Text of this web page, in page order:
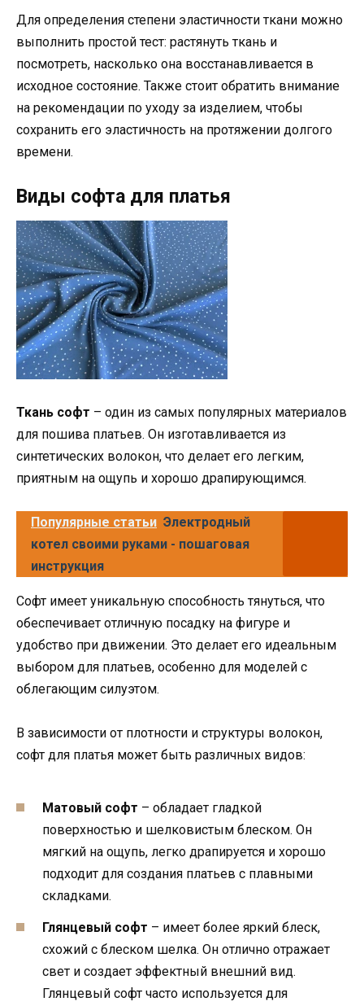
Для определения степени эластичности ткани можно
выполнить простой тест: растянуть ткань и
посмотреть, насколько она восстанавливается в
исходное состояние. Также стоит обратить внимание
на рекомендации по уходу за изделием, чтобы
сохранить его эластичность на протяжении долгого
времени.
Виды софта для платья
Ткань софт – один из самых популярных материалов
для пошива платьев. Он изготавливается из
синтетических волокон, что делает его легким,
приятным на ощупь и хорошо драпирующимся.
Популярные статьи Электродный
котел своими руками - пошаговая
инструкция
Софт имеет уникальную способность тянуться, что
обеспечивает отличную посадку на фигуре и
удобство при движении. Это делает его идеальным
выбором для платьев, особенно для моделей с
облегающим силуэтом.
В зависимости от плотности и структуры волокон,
софт для платья может быть различных видов:
Матовый софт – обладает гладкой
поверхностью и шелковистым блеском. Он
мягкий на ощупь, легко драпируется и хорошо
подходит для создания платьев с плавными
складками.
Глянцевый софт – имеет более яркий блеск,
схожий с блеском шелка. Он отлично отражает
свет и создает эффектный внешний вид.
Глянцевый софт часто используется для